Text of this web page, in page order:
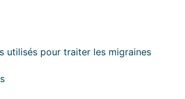
utilisés pour traiter les migraines